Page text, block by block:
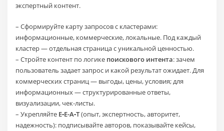
экспертный контент.
– Сформируйте карту запросов с кластерами:
информационные, коммерческие, локальные. Под каждый
кластер — отдельная страница с уникальной ценностью.
– Стройте контент по логике поискового интента: зачем
пользователь задает запрос и какой результат ожидает. Для
коммерческих страниц — выгоды, цены, условия; для
информационных — структурированные ответы,
визуализации, чек‑листы.
– Укрепляйте E‑E-A‑T(опыт, экспертность, авторитет,
надежность): подписывайте авторов, показывайте кейсы,